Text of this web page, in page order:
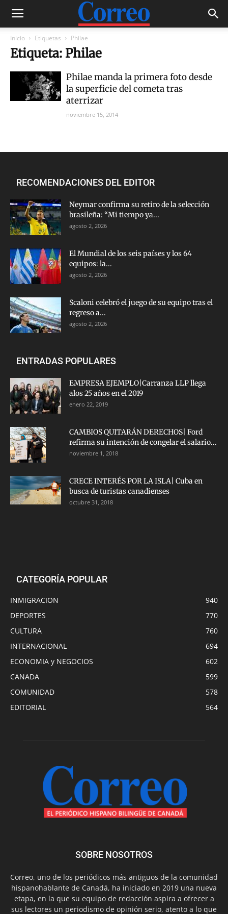
Inicio Etiquetas Philae
Etiqueta: Philae
Philae manda la primera foto desde
la superficie del cometa tras
aterrizar
noviembre 15, 2014
RECOMENDACIONES DEL EDITOR
Neymar confirma su retiro de la selección
brasileña: “Mi tiempo ya...
agosto 2, 2026
El Mundial de los seis países y los 64
equipos: la...
agosto 2, 2026
Scaloni celebró el juego de su equipo tras el
regreso a...
agosto 2, 2026
ENTRADAS POPULARES
EMPRESA EJEMPLO|Carranza LLP llega
alos 25 años en el 2019
enero 22, 2019
CAMBIOS QUITARÁN DERECHOS| Ford
refirma su intención de congelar el salario...
noviembre 1, 2018
CRECE INTERÉS POR LA ISLA| Cuba en
busca de turistas canadienses
octubre 31, 2018
CATEGORÍA POPULAR
INMIGRACION
940
DEPORTES
770
CULTURA
760
INTERNACIONAL
694
ECONOMIA y NEGOCIOS
602
CANADA
599
COMUNIDAD
578
EDITORIAL
564
SOBRE NOSOTROS
Correo, uno de los periódicos más antiguos de la comunidad
hispanohablante de Canadá, ha iniciado en 2019 una nueva
etapa, en la que su equipo de redacción aspira a ofrecer a
sus lectores un periodismo de opinión serio, atento a lo que